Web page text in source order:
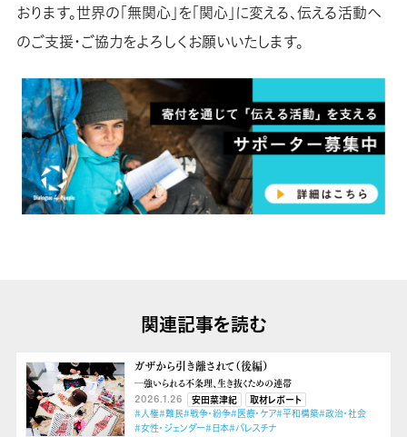
おります。世界の「無関心」を「関心」に変える、伝える活動へ
のご支援・ご協力をよろしくお願いいたします。
関連記事を読む
ガザから引き離されて（後編）
―強いられる不条理、生き抜くための連帯
2026.1.26 安田菜津紀
取材レポート
#人権#難民#戦争・紛争#医療・ケア#平和構築#政治・社会
#女性・ジェンダー#日本#パレスチナ